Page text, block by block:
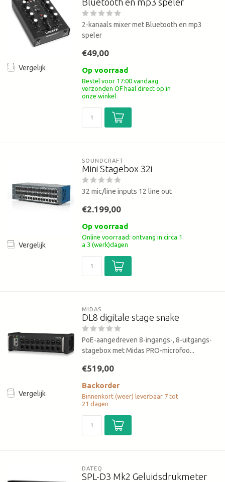
Vergelijk
Bluetooth en mp3 speler
2-kanaals mixer met Bluetooth en mp3
speler
€49,00
Op voorraad
Bestel voor 17:00 vandaag
verzonden OF haal direct op in
onze winkel
Vergelijk
SOUNDCRAFT
Mini Stagebox 32i
32 mic/line inputs 12 line out
€2.199,00
Op voorraad
Online voorraad: ontvang in circa 1
a 3 (werk)dagen
Vergelijk
MIDAS
DL8 digitale stage snake
PoE-aangedreven 8-ingangs-, 8-uitgangs-
stagebox met Midas PRO-microfoo...
€519,00
Backorder
Binnenkort (weer) leverbaar 7 tot
21 dagen
DATEQ
SPL-D3 Mk2 Geluidsdrukmeter